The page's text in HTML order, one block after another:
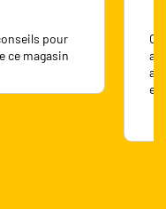
pour
ce magasin